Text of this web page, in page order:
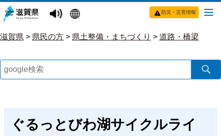
防災・災害情報
滋賀県 > 県民の方 > 県土整備・まちづくり > 道路・橋梁
ぐるっとびわ湖サイクルライ